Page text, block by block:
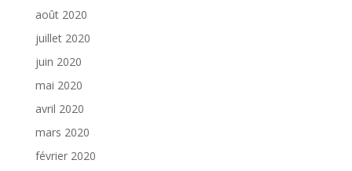
août 2020
juillet 2020
juin 2020
mai 2020
avril 2020
mars 2020
février 2020